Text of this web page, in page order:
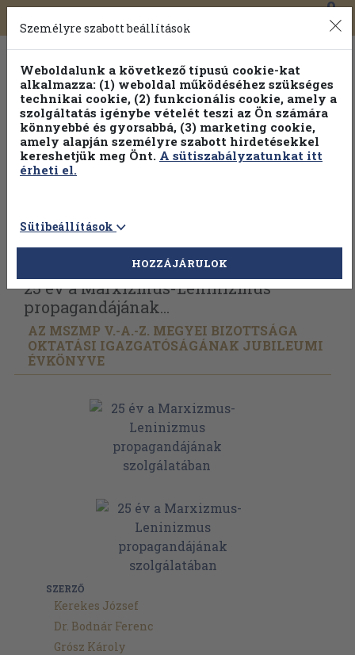
Toggle
navigation
0
Vissza az előző oldalra Válasszon példányt
25 év a Marxizmus-Leninizmus
propagandájának...
AZ MSZMP V.-A.-Z. MEGYEI BIZOTTSÁGA
OKTATÁSI IGAZGATÓSÁGÁNAK JUBILEUMI
ÉVKÖNYVE
SZERZŐ
Kerekes József
Dr. Bodnár Ferenc
Grósz Károly
Személyre szabott beállítások
Weboldalunk a következő típusú cookie-kat
alkalmazza: (1) weboldal működéséhez szükséges
technikai cookie, (2) funkcionális cookie, amely a
szolgáltatás igénybe vételét teszi az Ön számára
könnyebbé és gyorsabbá, (3) marketing cookie,
amely alapján személyre szabott hirdetésekkel
kereshetjük meg Önt. A sütiszabályzatunkat itt
érheti el.
Sütibeállítások
HOZZÁJÁRULOK